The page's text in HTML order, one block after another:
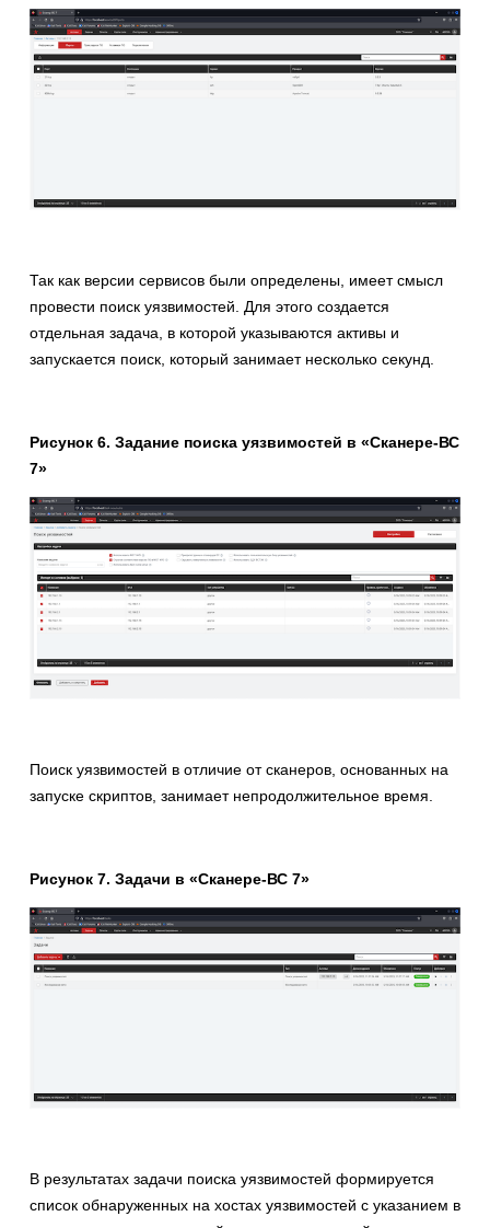
Так как версии сервисов были определены, имеет смысл
провести поиск уязвимостей. Для этого создается
отдельная задача, в которой указываются активы и
запускается поиск, который занимает несколько секунд.
Рисунок 6. Задание поиска уязвимостей в «Сканере-ВС
7»
Поиск уязвимостей в отличие от сканеров, основанных на
запуске скриптов, занимает непродолжительное время.
Рисунок 7. Задачи в «Сканере-ВС 7»
В результатах задачи поиска уязвимостей формируется
список обнаруженных на хостах уязвимостей с указанием в